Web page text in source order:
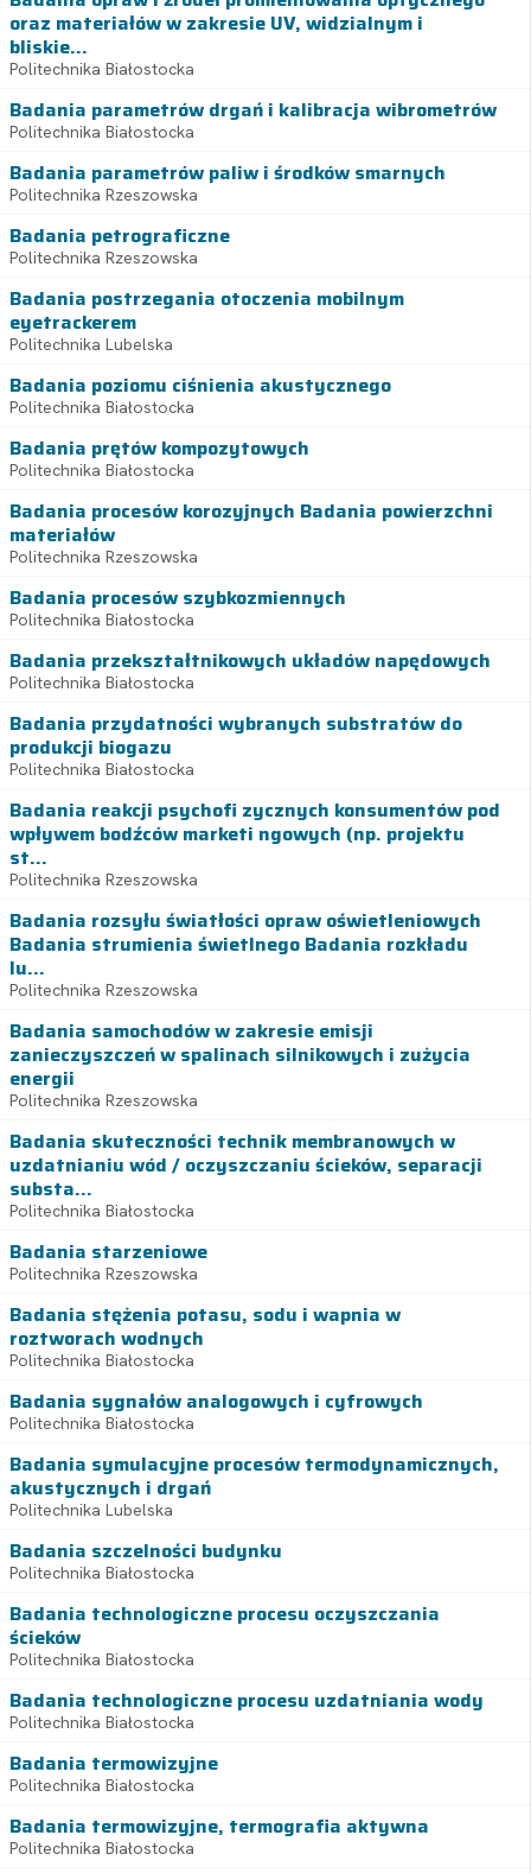
oraz materiałów w zakresie UV, widzialnym i
bliskie...
Politechnika Białostocka
Badania parametrów drgań i kalibracja wibrometrów
Politechnika Białostocka
Badania parametrów paliw i środków smarnych
Politechnika Rzeszowska
Badania petrograficzne
Politechnika Rzeszowska
Badania postrzegania otoczenia mobilnym
eyetrackerem
Politechnika Lubelska
Badania poziomu ciśnienia akustycznego
Politechnika Białostocka
Badania prętów kompozytowych
Politechnika Białostocka
Badania procesów korozyjnych Badania powierzchni
materiałów
Politechnika Rzeszowska
Badania procesów szybkozmiennych
Politechnika Białostocka
Badania przekształtnikowych układów napędowych
Politechnika Białostocka
Badania przydatności wybranych substratów do
produkcji biogazu
Politechnika Białostocka
Badania reakcji psychofi zycznych konsumentów pod
wpływem bodźców marketi ngowych (np. projektu
st...
Politechnika Rzeszowska
Badania rozsyłu światłości opraw oświetleniowych
Badania strumienia świetlnego Badania rozkładu
lu...
Politechnika Rzeszowska
Badania samochodów w zakresie emisji
zanieczyszczeń w spalinach silnikowych i zużycia
energii
Politechnika Rzeszowska
Badania skuteczności technik membranowych w
uzdatnianiu wód / oczyszczaniu ścieków, separacji
substa...
Politechnika Białostocka
Badania starzeniowe
Politechnika Rzeszowska
Badania stężenia potasu, sodu i wapnia w
roztworach wodnych
Politechnika Białostocka
Badania sygnałów analogowych i cyfrowych
Politechnika Białostocka
Badania symulacyjne procesów termodynamicznych,
akustycznych i drgań
Politechnika Lubelska
Badania szczelności budynku
Politechnika Białostocka
Badania technologiczne procesu oczyszczania
ścieków
Politechnika Białostocka
Badania technologiczne procesu uzdatniania wody
Politechnika Białostocka
Badania termowizyjne
Politechnika Białostocka
Badania termowizyjne, termografia aktywna
Politechnika Białostocka